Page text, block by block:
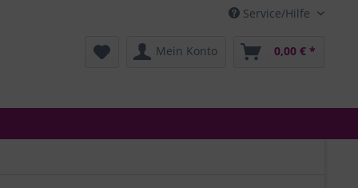
Service/Hilfe
Mein Konto 0,00 € *